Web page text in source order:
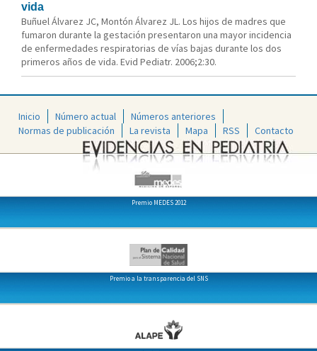
vida
Buñuel Álvarez JC, Montón Álvarez JL. Los hijos de madres que
fumaron durante la gestación presentaron una mayor incidencia
de enfermedades respiratorias de vías bajas durante los dos
primeros años de vida. Evid Pediatr. 2006;2:30.
Inicio Número actual
Números anteriores
Normas de publicación
La revista Mapa RSS Contacto
Premio MEDES 2012
Premio a la transparencia del SNS